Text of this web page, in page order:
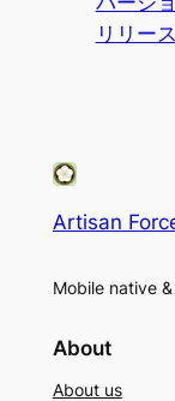
リリース
Artisan
Mobile native
About
About us